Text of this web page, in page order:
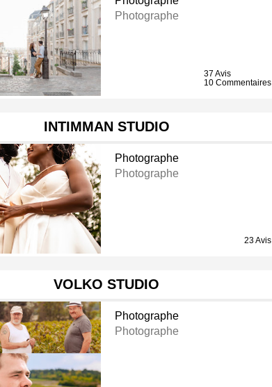
Photographe
37 Avis
10 Commentaires
INTIMMAN STUDIO
Photographe
Photographe
23 Avis
VOLKO STUDIO
Photographe
Photographe